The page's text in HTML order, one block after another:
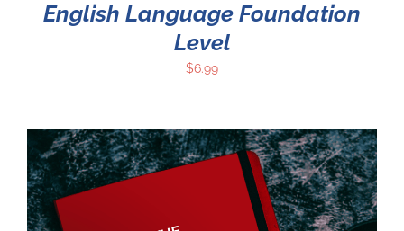
English Language Foundation
Level
$6.99